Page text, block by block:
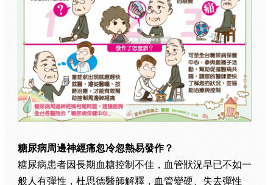
糖尿病周邊神經痛忽冷忽熱易發作？
糖尿病患者因長期血糖控制不佳，血管狀況早已不如一
般人有彈性，杜思德醫師解釋，血管變硬、失去彈性